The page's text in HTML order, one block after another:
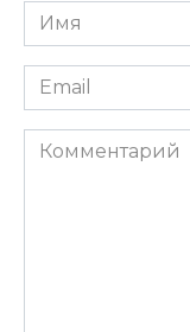
Имя
*
Email
*
Комментарий